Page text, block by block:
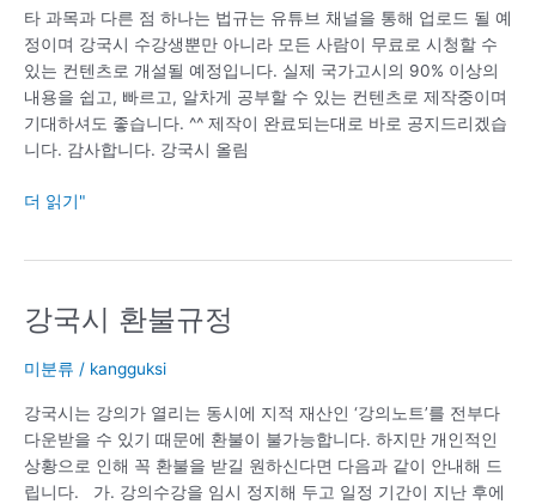
알
림
타 과목과 다른 점 하나는 법규는 유튜브 채널을 통해 업로드 될 예
정이며 강국시 수강생뿐만 아니라 모든 사람이 무료로 시청할 수
있는 컨텐츠로 개설될 예정입니다. 실제 국가고시의 90% 이상의
내용을 쉽고, 빠르고, 알차게 공부할 수 있는 컨텐츠로 제작중이며
기대하셔도 좋습니다. ^^ 제작이 완료되는대로 바로 공지드리겠습
니다. 감사합니다. 강국시 올림
건
의
료
법
규
가
규
로
개
설
됩
니
다.
더 읽기"
강국시 환불규정
미분류 / kangguksi
강국시는 강의가 열리는 동시에 지적 재산인 ‘강의노트’를 전부다
다운받을 수 있기 때문에 환불이 불가능합니다. 하지만 개인적인
상황으로 인해 꼭 환불을 받길 원하신다면 다음과 같이 안내해 드
립니다. 가. 강의수강을 임시 정지해 두고 일정 기간이 지난 후에
강
국
시
불
규
정